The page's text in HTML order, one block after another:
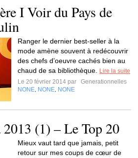
I Voir du Pays de
Ranger le dernier best-seller à la
mode amène souvent à redécouvrir
des chefs d’oeuvre cachés bien au
chaud de sa bibliothèque.
Lire la suite
Le 20 février 2014 par
Generationnelles
NONE NONE NONE
(1) – Le Top 20
Mieux vaut tard que jamais, petit
retour sur mes coups de cœur de